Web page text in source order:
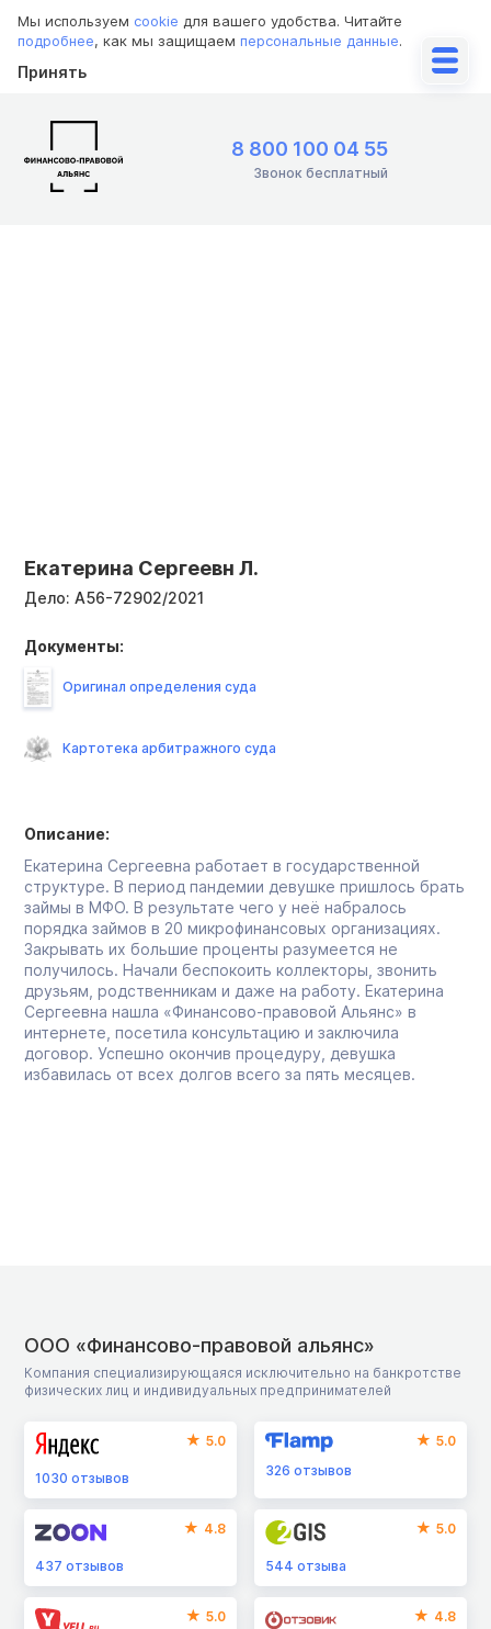
Мы используем cookie для вашего удобства. Читайте
подробнее, как мы защищаем персональные данные.
Принять
8 800 100 04 55
Звонок бесплатный
Екатерина Сергеевн Л.
Дело: А56-72902/2021
Описание:
Екатерина Сергеевна работает в государственной
структуре. В период пандемии девушке пришлось брать
займы в МФО. В результате чего у неё набралось
порядка займов в 20 микрофинансовых организациях.
Закрывать их большие проценты разумеется не
получилось. Начали беспокоить коллекторы, звонить
друзьям, родственникам и даже на работу. Екатерина
Сергеевна нашла «Финансово-правовой Альянс» в
интернете, посетила консультацию и заключила
договор. Успешно окончив процедуру, девушка
избавилась от всех долгов всего за пять месяцев.
Документы:
Оригинал определения суда
Картотека арбитражного суда
ООО «Финансово-правовой альянс»
Компания специализирующаяся исключительно на банкротстве
физических лиц и индивидуальных предпринимателей
5.0
1030 отзывов
5.0
326отзывов
4.8
437 отзывов
5.0
544отзыва
5.0 4.8